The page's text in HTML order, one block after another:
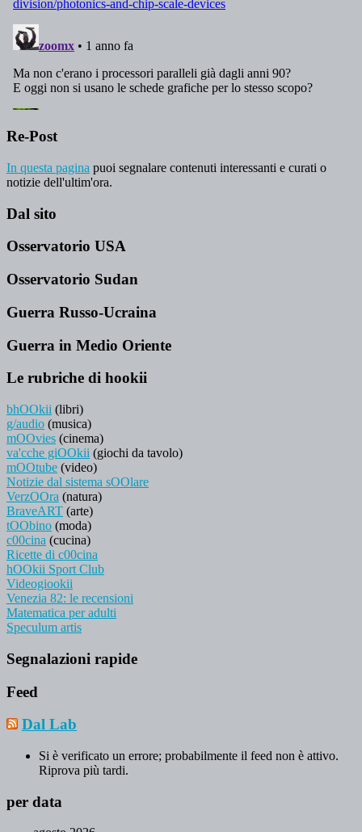
Re-Post
In questa pagina puoi segnalare contenuti interessanti e curati o
notizie dell'ultim'ora.
Dal sito
Osservatorio USA
Osservatorio Sudan
Guerra Russo-Ucraina
Guerra in Medio Oriente
Le rubriche di hookii
bhOOkii (libri)
g/audio (musica)
mOOvies (cinema)
va'cche giOOkii (giochi da tavolo)
mOOtube (video)
Notizie dal sistema sOOlare
VerzOOra (natura)
BraveART (arte)
tOObino (moda)
c00cina (cucina)
Ricette di c00cina
hOOkii Sport Club
Videogiookii
Venezia 82: le recensioni
Matematica per adulti
Speculum artis
Segnalazioni rapide
Feed
Dal Lab
Si è verificato un errore; probabilmente il feed non è attivo.
Riprova più tardi.
per data